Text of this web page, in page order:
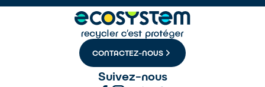
CONTACTEZ-NOUS
Suivez-nous